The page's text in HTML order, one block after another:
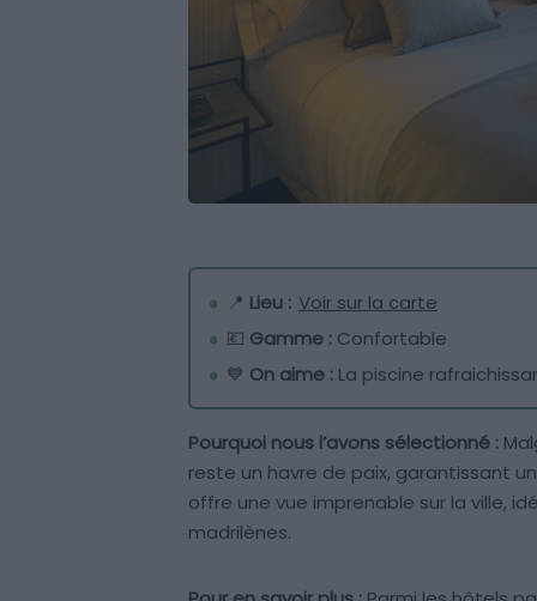
📍 Lieu : Voir sur la carte
💶 Gamme : Confortable
💙 On aime : La piscine
Pourquoi nous l’avons sélectionné :
reste un havre de paix, garantissant
offre une vue imprenable sur la ville,
madrilènes.